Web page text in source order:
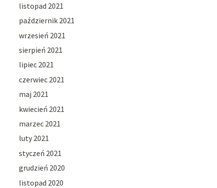
listopad 2021
październik 2021
wrzesień 2021
sierpień 2021
lipiec 2021
czerwiec 2021
maj 2021
kwiecień 2021
marzec 2021
luty 2021
styczeń 2021
grudzień 2020
listopad 2020